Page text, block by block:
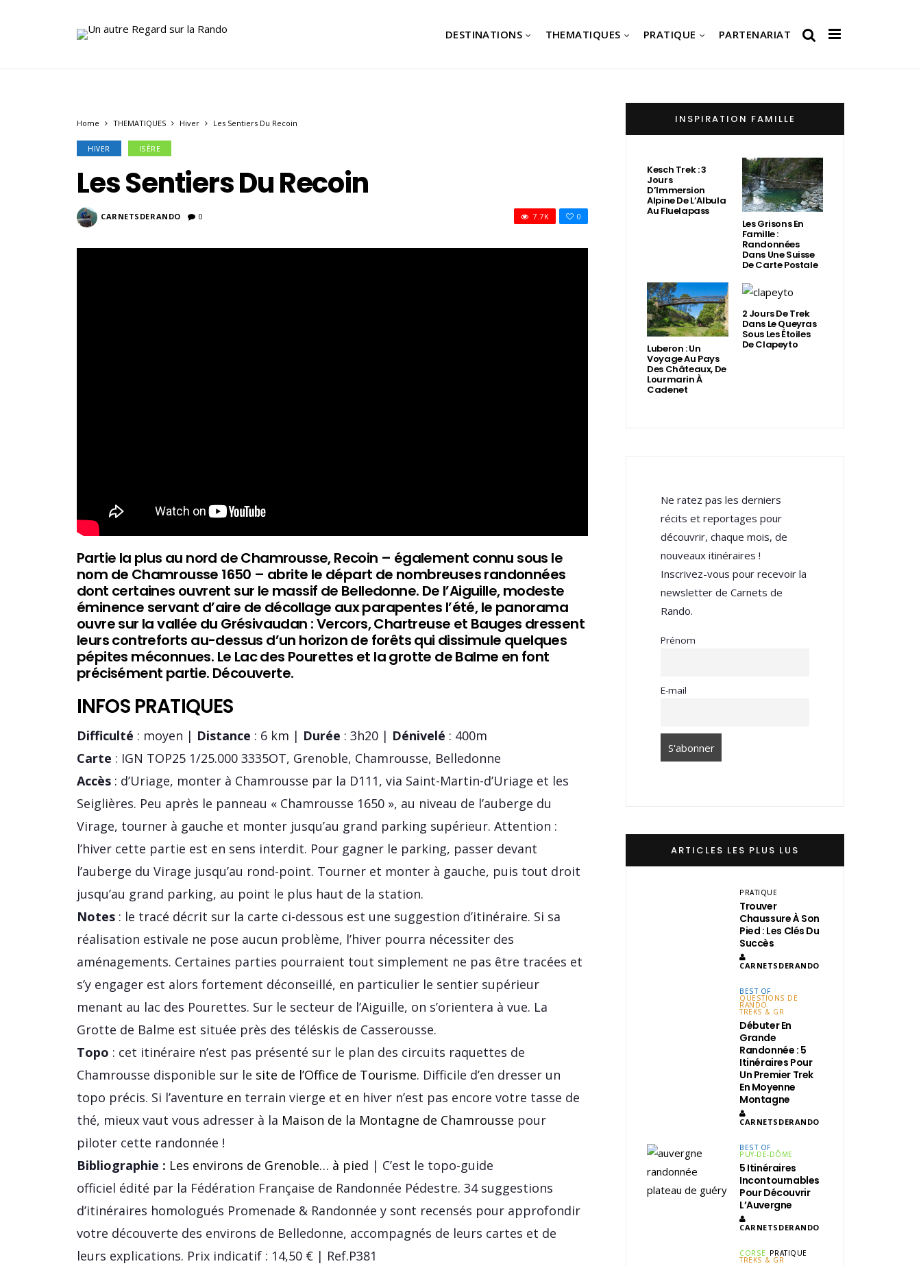
DESTINATIONS THEMATIQUES PRATIQUE PARTENARIAT
Home THEMATIQUES Hiver Les Sentiers Du Recoin
HIVER ISÈRE
Les Sentiers Du Recoin
CARNETSDERANDO 0 0
7.7K
Partie la plus au nord de Chamrousse, Recoin – également connu sous le
nom de Chamrousse 1650 – abrite le départ de nombreuses randonnées
dont certaines ouvrent sur le massif de Belledonne. De l’Aiguille, modeste
éminence servant d’aire de décollage aux parapentes l’été, le panorama
ouvre sur la vallée du Grésivaudan : Vercors, Chartreuse et Bauges dressent
leurs contreforts au-dessus d’un horizon de forêts qui dissimule quelques
pépites méconnues. Le Lac des Pourettes et la grotte de Balme en font
précisément partie. Découverte.
INFOS PRATIQUES
Difficulté : moyen | Distance : 6 km | Durée : 3h20 | Dénivelé : 400m
Carte : IGN TOP25 1/25.000 3335OT, Grenoble, Chamrousse, Belledonne
Accès : d’Uriage, monter à Chamrousse par la D111, via Saint-Martin-d’Uriage et les
Seiglières. Peu après le panneau « Chamrousse 1650 », au niveau de l’auberge du
Virage, tourner à gauche et monter jusqu’au grand parking supérieur. Attention :
l’hiver cette partie est en sens interdit. Pour gagner le parking, passer devant
l’auberge du Virage jusqu’au rond-point. Tourner et monter à gauche, puis tout droit
jusqu’au grand parking, au point le plus haut de la station.
Notes : le tracé décrit sur la carte ci-dessous est une suggestion d’itinéraire. Si sa
réalisation estivale ne pose aucun problème, l’hiver pourra nécessiter des
aménagements. Certaines parties pourraient tout simplement ne pas être tracées et
s’y engager est alors fortement déconseillé, en particulier le sentier supérieur
menant au lac des Pourettes. Sur le secteur de l’Aiguille, on s’orientera à vue. La
Grotte de Balme est située près des téléskis de Casserousse.
Topo : cet itinéraire n’est pas présenté sur le plan des circuits raquettes de
Chamrousse disponible sur le site de l’Office de Tourisme. Difficile d’en dresser un
topo précis. Si l’aventure en terrain vierge et en hiver n’est pas encore votre tasse de
thé, mieux vaut vous adresser à la Maison de la Montagne de Chamrousse pour
piloter cette randonnée !
Bibliographie : Les environs de Grenoble… à pied | C’est le topo-guide
officiel édité par la Fédération Française de Randonnée Pédestre. 34 suggestions
d’itinéraires homologués Promenade & Randonnée y sont recensés pour approfondir
votre découverte des environs de Belledonne, accompagnés de leurs cartes et de
leurs explications. Prix indicatif : 14,50 € | Ref.P381
INSPIRATION FAMILLE
Kesch Trek : 3
Jours
D’Immersion
Alpine De L’Albula
Au Fluelapass
Les Grisons En
Famille :
Randonnées
Dans Une Suisse
De Carte Postale
Luberon : Un
Voyage Au Pays
Des Châteaux, De
Lourmarin À
Cadenet
2 Jours De Trek
Dans Le Queyras
Sous Les Étoiles
De Clapeyto
Ne ratez pas les derniers
récits et reportages pour
découvrir, chaque mois, de
nouveaux itinéraires !
Inscrivez-vous pour recevoir la
newsletter de Carnets de
Rando.
Prénom
E-mail
ARTICLES LES PLUS LUS
PRATIQUE
Trouver
Chaussure À Son
Pied : Les Clés Du
Succès
CARNETSDERANDO
BEST OF
QUESTIONS DE
RANDO
TREKS & GR
Débuter En
Grande
Randonnée : 5
Itinéraires Pour
Un Premier Trek
En Moyenne
Montagne
CARNETSDERANDO
BEST OF
PUY-DE-DÔME
5 Itinéraires
Incontournables
Pour Découvrir
L’Auvergne
CARNETSDERANDO
CORSE PRATIQUE
TREKS & GR